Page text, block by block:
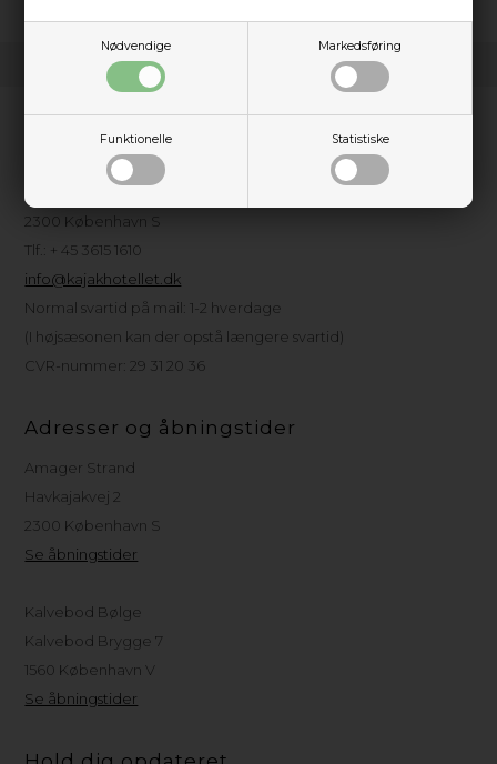
Nødvendige Markedsføring
Funktionelle Statistiske
Kundeservice
Kajakhotellet ApS
2300 København S
Tlf.: + 45 3615 1610
info@kajakhotellet.dk
Normal svartid på mail: 1-2 hverdage
(I højsæsonen kan der opstå længere svartid)
CVR-nummer: 29 31 20 36
Adresser og åbningstider
Amager Strand
Havkajakvej 2
2300 København S
Se åbningstider
Kalvebod Bølge
Kalvebod Brygge 7
1560 København V
Se åbningstider